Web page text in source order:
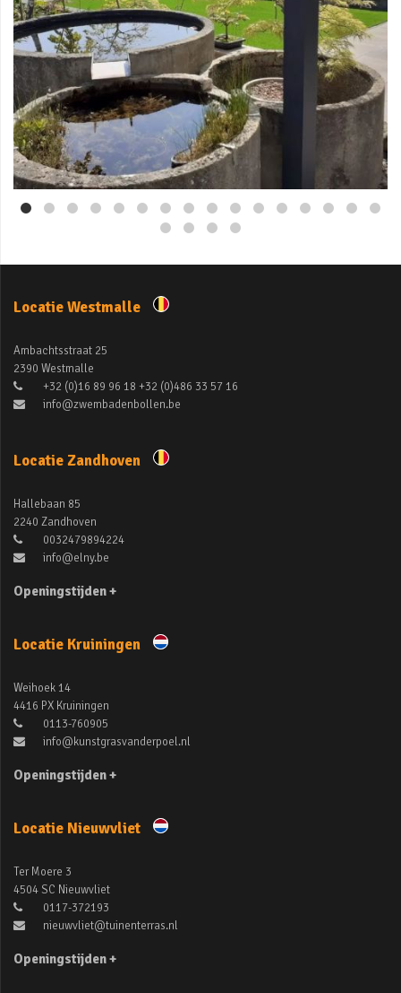
Mei 3
Locatie Westmalle
Ambachtsstraat 25
2390 Westmalle
+32 (0)16 89 96 18 +32 (0)486 33 57 16
info@zwembadenbollen.be
Locatie Zandhoven
Hallebaan 85
2240 Zandhoven
0032479894224
info@elny.be
Openingstijden +
Locatie Kruiningen
Weihoek 14
4416 PX Kruiningen
0113-760905
info@kunstgrasvanderpoel.nl
Openingstijden +
Locatie Nieuwvliet
Ter Moere 3
4504 SC Nieuwvliet
0117-372193
nieuwvliet@tuinenterras.nl
Openingstijden +